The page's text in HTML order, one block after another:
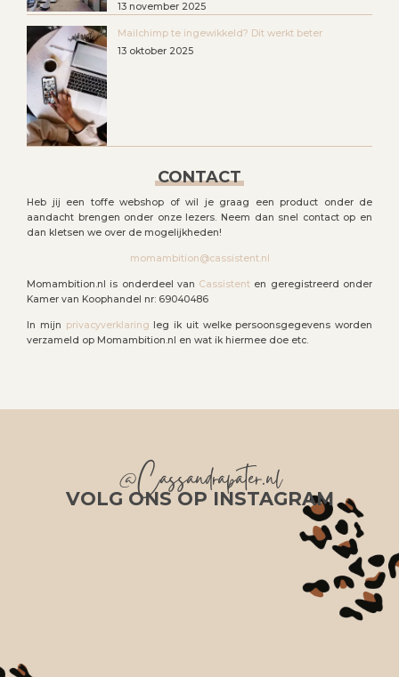
13 november 2025
Mailchimp te ingewikkeld? Dit werkt beter
13 oktober 2025
CONTACT
Heb jij een toffe webshop of wil je graag een product onder de
aandacht brengen onder onze lezers. Neem dan snel contact op en
dan kletsen we over de mogelijkheden!
momambition@cassistent.nl
Momambition.nl is onderdeel van Cassistent en geregistreerd onder
Kamer van Koophandel nr: 69040486
In mijn privacyverklaring leg ik uit welke persoonsgegevens worden
verzameld op Momambition.nl en wat ik hiermee doe etc.
@Cassandrapater.nl
VOLG ONS OP INSTAGRAM